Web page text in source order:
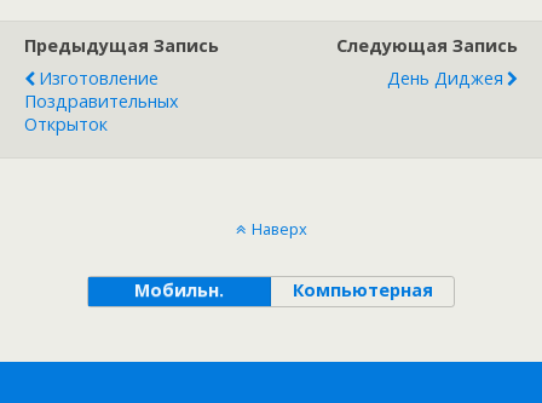
Предыдущая Запись
Изготовление
Поздравительных
Открыток
Следующая Запись
День Диджея
Наверх
Мобильн. Компьютерная